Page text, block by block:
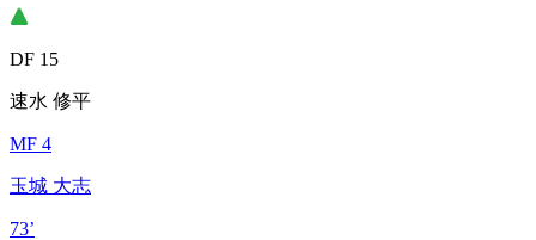
DF 15
速水 修平
MF 4
玉城 大志
73’